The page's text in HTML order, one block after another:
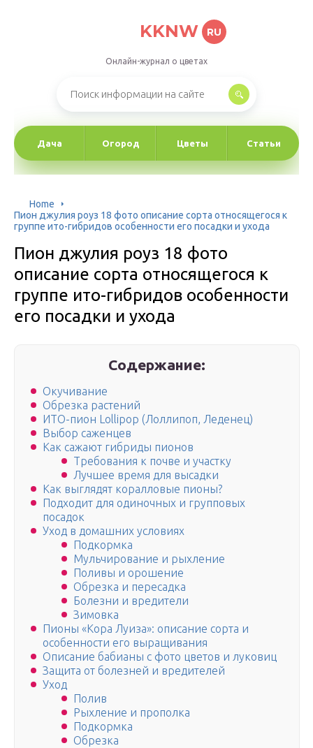
KKNW RU
Онлайн-журнал о цветах
Дача Огород Цветы Статьи
Home
Пион джулия роуз 18 фото описание сорта относящегося к
группе ито-гибридов особенности его посадки и ухода
Пион джулия роуз 18 фото
описание сорта относящегося к
группе ито-гибридов особенности
его посадки и ухода
Содержание:
Окучивание
Обрезка растений
ИТО-пион Lollipop (Лоллипоп, Леденец)
Выбор саженцев
Как сажают гибриды пионов
Требования к почве и участку
Лучшее время для высадки
Как выглядят коралловые пионы?
Подходит для одиночных и групповых
посадок
Уход в домашних условиях
Подкормка
Мульчирование и рыхление
Поливы и орошение
Обрезка и пересадка
Болезни и вредители
Зимовка
Пионы «Кора Луиза»: описание сорта и
особенности его выращивания
Описание бабианы с фото цветов и луковиц
Защита от болезней и вредителей
Уход
Полив
Рыхление и прополка
Подкормка
Обрезка